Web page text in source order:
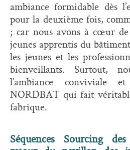
ambiance formidable dès
pour la deuxième fois,
; car nous avons à cœur
jeunes apprentis du
les jeunes et les
bienveillants. Surtout,
l’ambiance conviviale
NORDBAT qui fait
fabrique.
Séquences Sourcing